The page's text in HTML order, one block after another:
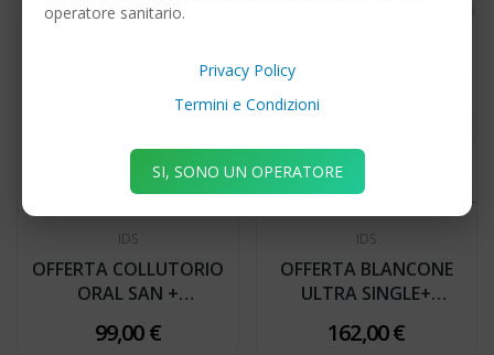
IDS
OFFERTA COLLUTORIO
ORAL SAN +
99,00 €
IDS
OFFERTA BLANCONE
ULTRA SINGLE+
162,00 €
operatore sanitario.
Privacy Policy
Termini e Condizioni
SI, SONO UN OPERATORE